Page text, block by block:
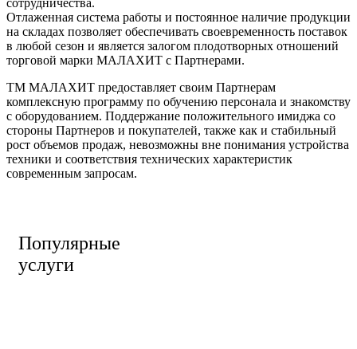
Отлаженная система работы и постоянное наличие продукции
на складах позволяет обеспечивать своевременность поставок
в любой сезон и является залогом плодотворных отношений
торговой марки МАЛАХИТ с Партнерами.
ТМ МАЛАХИТ предоставляет своим Партнерам
комплексную программу по обучению персонала и знакомству
с оборудованием. Поддержание положительного имиджа со
стороны Партнеров и покупателей, также как и стабильный
рост объемов продаж, невозможны вне понимания устройства
техники и соответствия технических характеристик
современным запросам.
Популярные
услуги